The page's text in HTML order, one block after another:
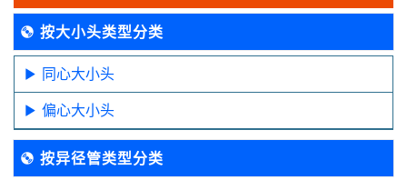
按大小头类型分类
同心大小头
偏心大小头
按异径管类型分类